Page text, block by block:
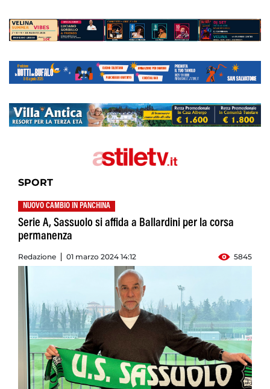
SPORT
NUOVO CAMBIO IN PANCHINA
Serie A, Sassuolo si affida a Ballardini per la corsa
permanenza
Redazione 01 marzo 2024 14:12 5845